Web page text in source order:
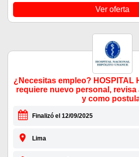
Ver oferta
¿Necesitas empleo? HOSPITAL
requiere nuevo personal,
y como
Finalizó el 12/09/2025
Lima